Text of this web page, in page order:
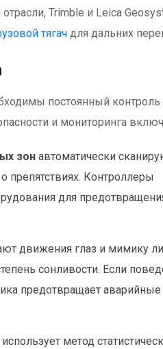
Trimble и Leica
тягач для дальних
постоянный
и мониторинга
зон автоматически
Контроллеры
для
движения глаз и мимику
сонливости. Если
предотвращает аварийные
использует метод